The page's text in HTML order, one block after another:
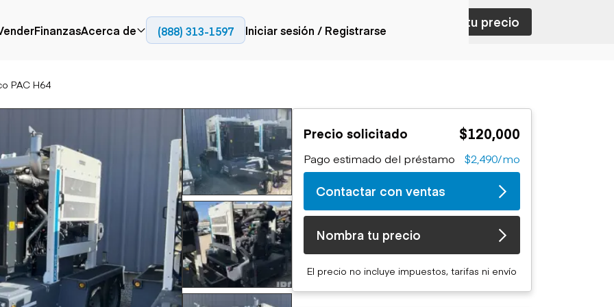
Aérea
Camiones con
plataforma
Grúas
Carretillas elevadoras
Ascensores
Manipuladores
telescópicos
Movimiento de
tierra
Retroexcavadoras
Topadoras
Cargadoras compactas
Fresadoras en frío
Compactadores
Adoquines
Recuperadores de
carreteras
Generación de
energía
Generadores
Camiones articulados
Camiones con
plataforma
Camiones volquetes
Camiones de
transporte
Camiones fuera de
carretera
Camiones de servicio
Camiones especiales
Camiones con
remolque cisterna
FinanzasAcerca de
(888) 313-1597 Iniciar sesión / Registrarse
PAC H64
Contactar con ventas Nombra tu precio
Precio solicitado $120,000
Pago estimado del préstamo $2,490/mo
Contactar con ventas
Nombra tu precio
El precio no incluye impuestos, tarifas ni envío